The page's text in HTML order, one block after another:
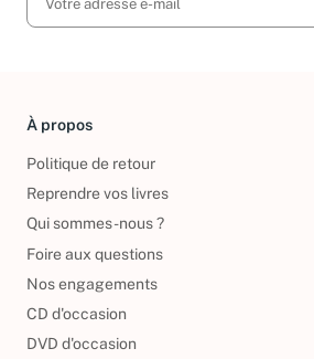
À propos
Politique de retour
Reprendre vos livres
Qui sommes-nous ?
Foire aux questions
Nos engagements
CD d'occasion
DVD d'occasion